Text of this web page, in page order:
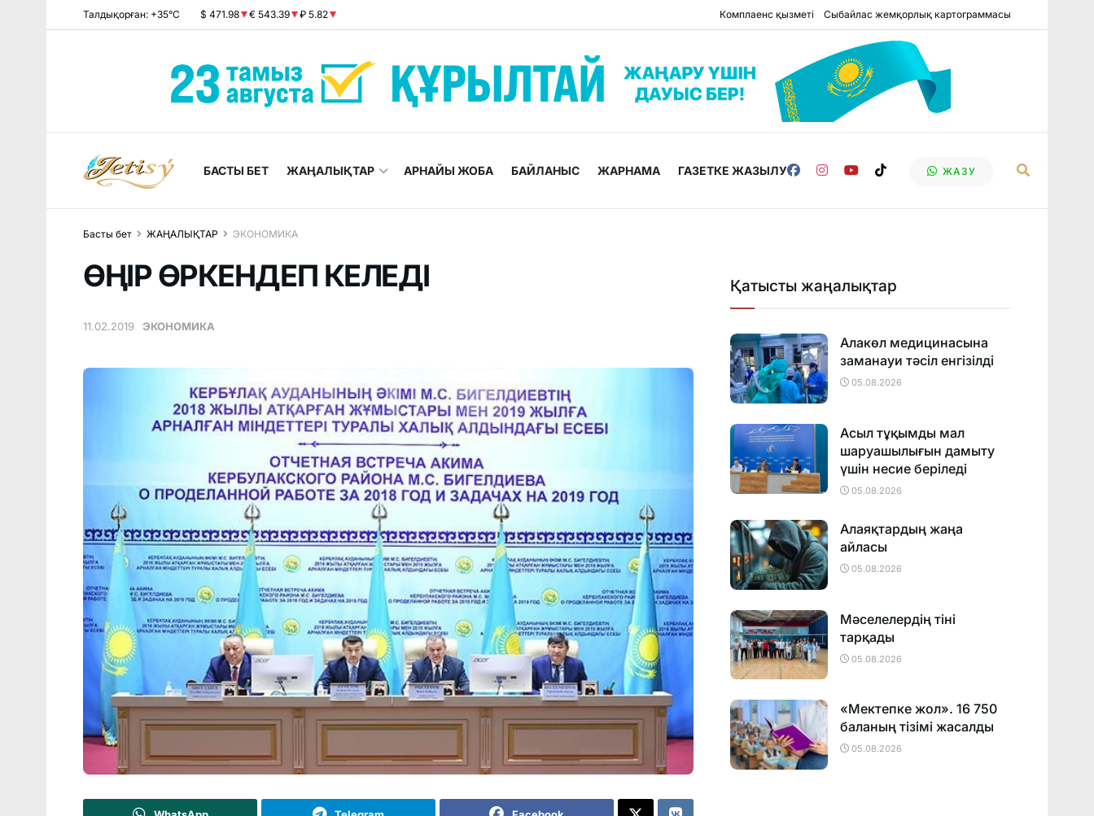
Талдықорған: +35°C $ 471.98 € 543.39 ₽ 5.82 Комплаенс қызметі Сыбайлас жемқорлық картограммасы
БАСТЫ БЕТ ЖАҢАЛЫҚТАР АРНАЙЫ ЖОБА БАЙЛАНЫС ЖАРНАМА ГАЗЕТКЕ ЖАЗЫЛУ ЖАЗУ
Басты бет ЖАҢАЛЫҚТАР ЭКОНОМИКА
ӨҢІР ӨРКЕНДЕП КЕЛЕДІ
11.02.2019 ЭКОНОМИКА
Қатысты жаңалықтар
Алакөл медицинасына
заманауи тәсіл енгізілді
05.08.2026
Асыл тұқымды мал
шаруашылығын дамыту
үшін несие беріледі
05.08.2026
Алаяқтардың жаңа
айласы
05.08.2026
Мәселелердің тіні
тарқады
05.08.2026
«Мектепке жол». 16 750
баланың тізімі жасалды
05.08.2026